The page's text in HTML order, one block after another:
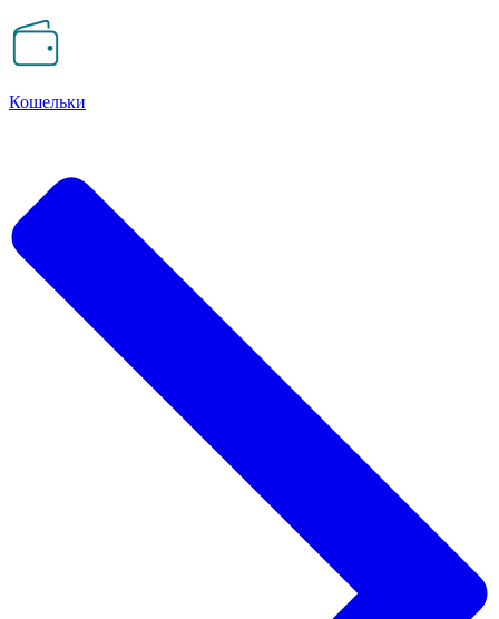
Кошельки